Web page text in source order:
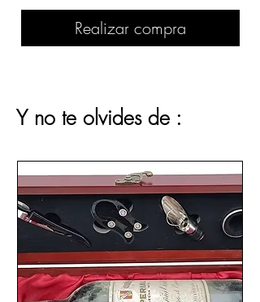
Realizar compra
Y no te olvides de :